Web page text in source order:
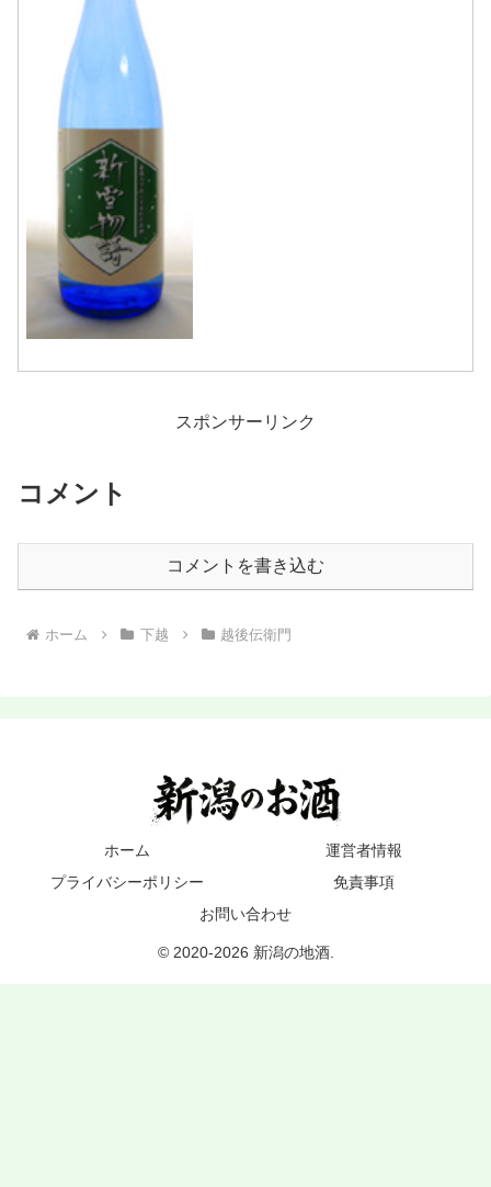
スポンサーリンク
コメント
コメントを書き込む
ホーム 下越 越後伝衛門
ホーム
運営者情報
プライバシーポリシー
免責事項
お問い合わせ
© 2020-2026 新潟の地酒.